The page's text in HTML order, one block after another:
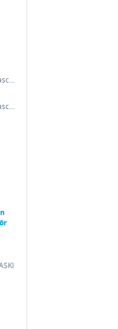
Trockenshampooniermaschinen